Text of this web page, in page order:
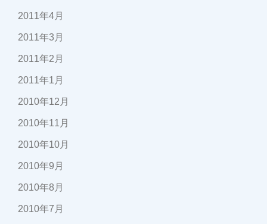
2011年4月
2011年3月
2011年2月
2011年1月
2010年12月
2010年11月
2010年10月
2010年9月
2010年8月
2010年7月